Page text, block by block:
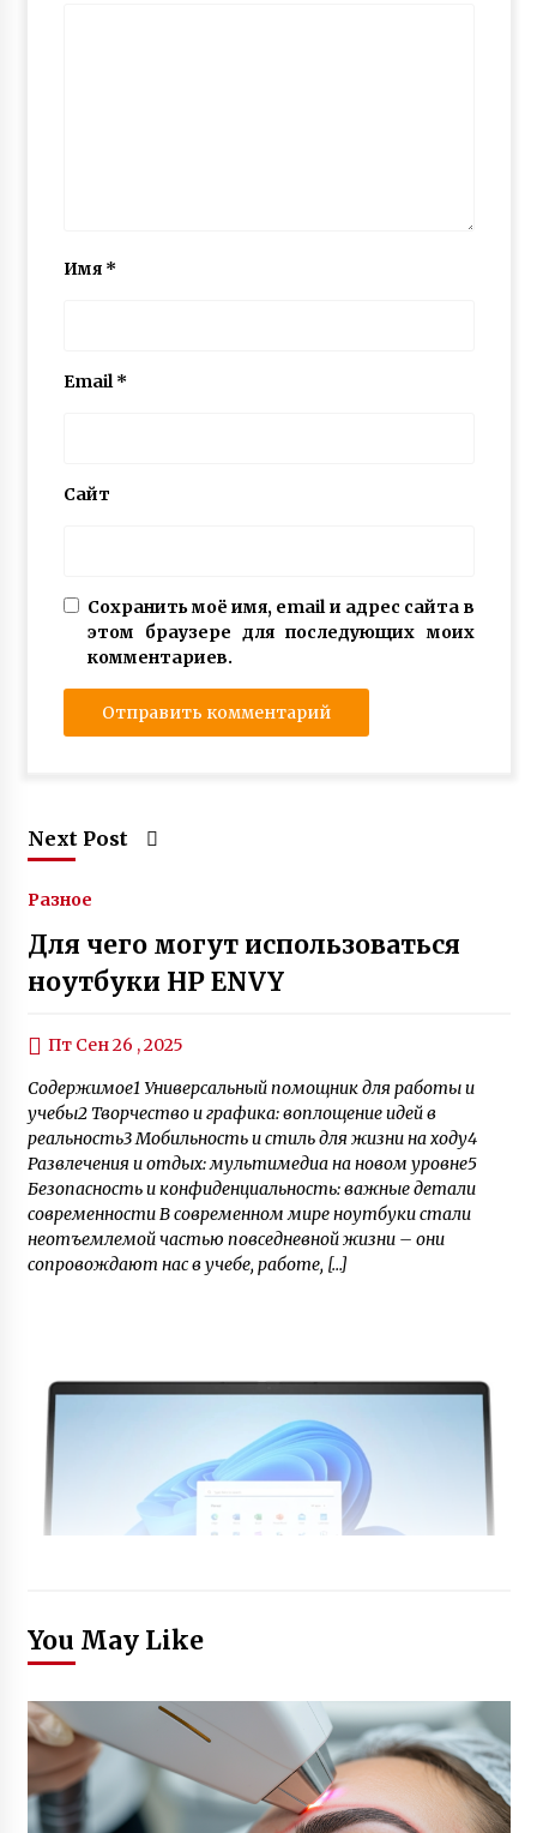
Имя *
Email *
Сайт
Сохранить моё имя, email и адрес сайта в
этом браузере для последующих моих
комментариев.
Next Post
Разное
Для чего могут использоваться
ноутбуки HP ENVY
Пт Сен 26 , 2025
Содержимое1 Универсальный помощник для работы и
учебы2 Творчество и графика: воплощение идей в
реальность3 Мобильность и стиль для жизни на ходу4
Развлечения и отдых: мультимедиа на новом уровне5
Безопасность и конфиденциальность: важные детали
современности В современном мире ноутбуки стали
неотъемлемой частью повседневной жизни – они
сопровождают нас в учебе, работе, […]
You May Like